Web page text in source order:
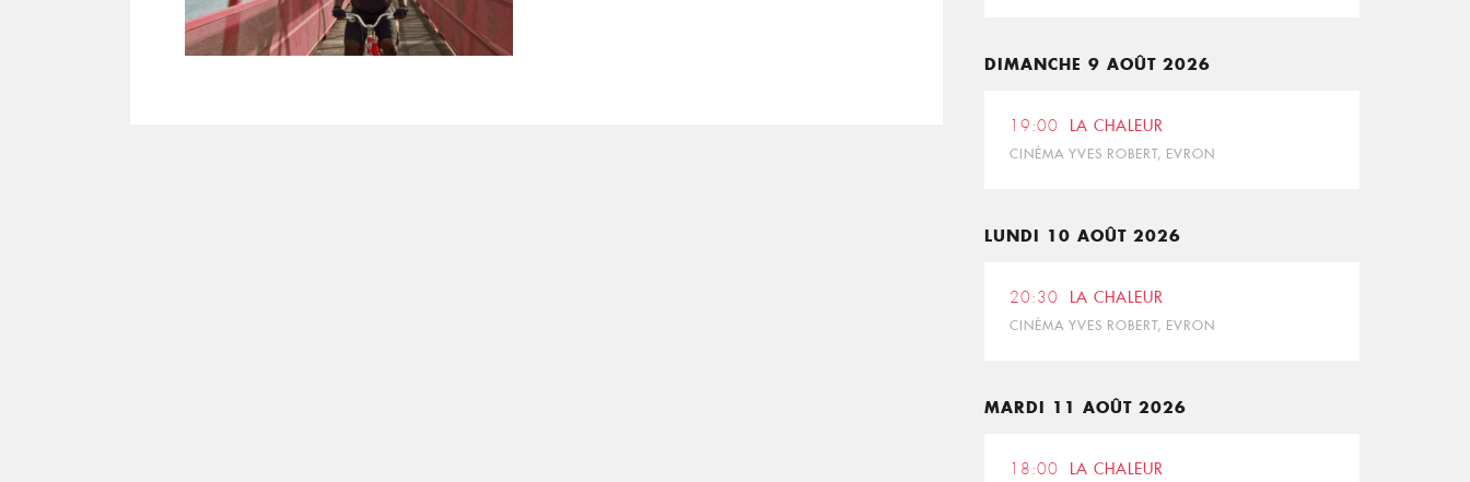
DIMANCHE 9 AOÛT 2026
19:00 LA CHALEUR
CINÉMA YVES ROBERT, EVRON
LUNDI 10 AOÛT 2026
20:30 LA CHALEUR
CINÉMA YVES ROBERT, EVRON
MARDI 11 AOÛT 2026
18:00 LA CHALEUR